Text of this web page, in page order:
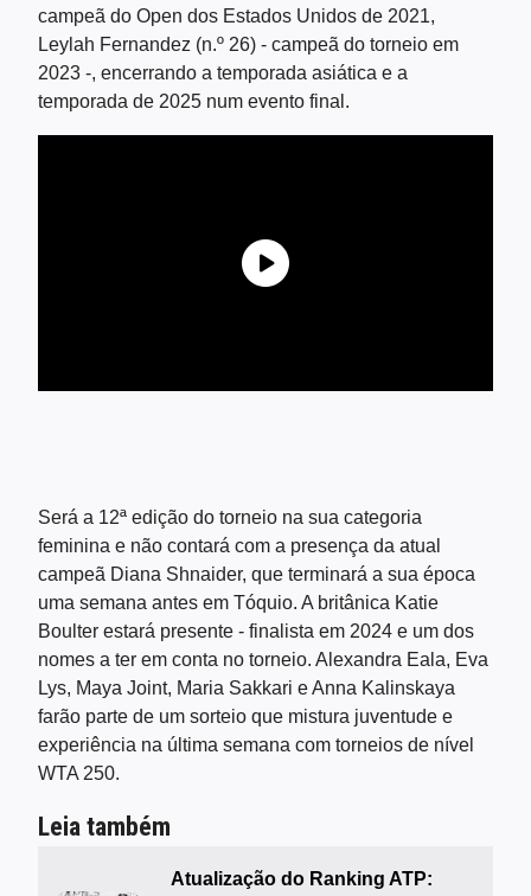
campeã do Open dos Estados Unidos de 2021,
Leylah Fernandez (n.º 26) - campeã do torneio em
2023 -, encerrando a temporada asiática e a
temporada de 2025 num evento final.
Será a 12ª edição do torneio na sua categoria
feminina e não contará com a presença da atual
campeã Diana Shnaider, que terminará a sua época
uma semana antes em Tóquio. A britânica Katie
Boulter estará presente - finalista em 2024 e um dos
nomes a ter em conta no torneio. Alexandra Eala, Eva
Lys, Maya Joint, Maria Sakkari e Anna Kalinskaya
farão parte de um sorteio que mistura juventude e
experiência na última semana com torneios de nível
WTA 250.
Leia também
Atualização do Ranking ATP: